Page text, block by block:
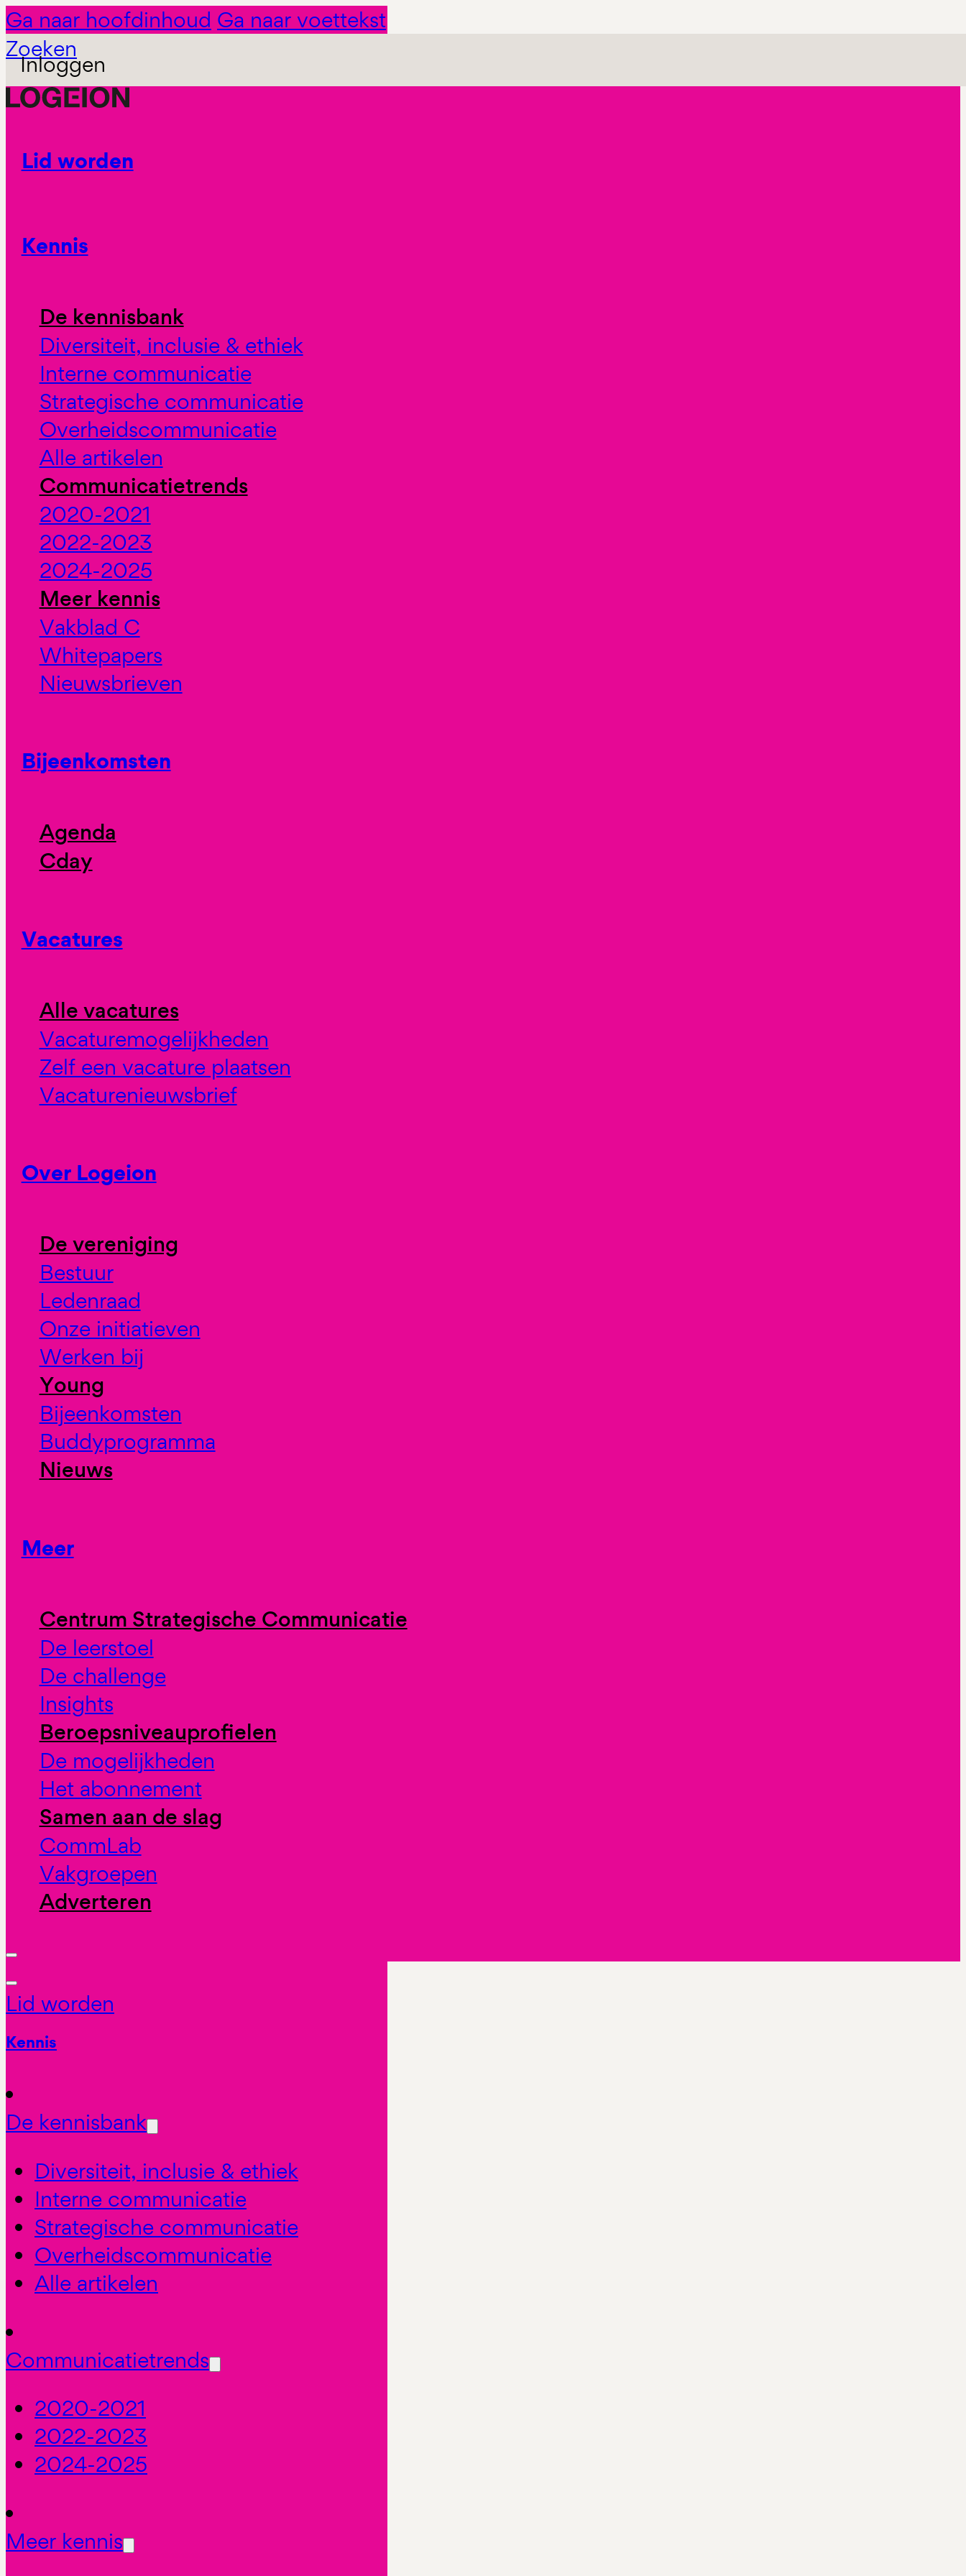
Ga naar hoofdinhoud Ga naar voettekst
Zoeken
Inloggen
Lid worden
Kennis
De kennisbank
Diversiteit, inclusie & ethiek
Interne communicatie
Strategische communicatie
Overheidscommunicatie
Alle artikelen
Communicatietrends
2020-2021
2022-2023
2024-2025
Meer kennis
Vakblad C
Whitepapers
Nieuwsbrieven
Bijeenkomsten
Agenda
Cday
Vacatures
Alle vacatures
Vacaturemogelijkheden
Zelf een vacature plaatsen
Vacaturenieuwsbrief
Over Logeion
De vereniging
Bestuur
Ledenraad
Onze initiatieven
Werken bij
Young
Bijeenkomsten
Buddyprogramma
Nieuws
Meer
Centrum Strategische Communicatie
De leerstoel
De challenge
Insights
Beroepsniveauprofielen
De mogelijkheden
Het abonnement
Samen aan de slag
CommLab
Vakgroepen
Adverteren
Lid worden
Kennis
De kennisbank
Diversiteit, inclusie & ethiek
Interne communicatie
Strategische communicatie
Overheidscommunicatie
Alle artikelen
Communicatietrends
2020-2021
2022-2023
2024-2025
Meer kennis